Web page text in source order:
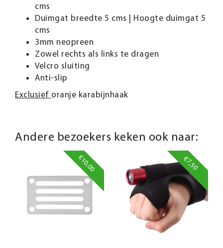
cms
Duimgat breedte 5 cms | Hoogte duimgat 5
cms
3mm neopreen
Zowel rechts als links te dragen
Velcro sluiting
Anti-slip
Exclusief oranje karabijnhaak
Andere bezoekers keken ook naar:
€10,00 €7,50